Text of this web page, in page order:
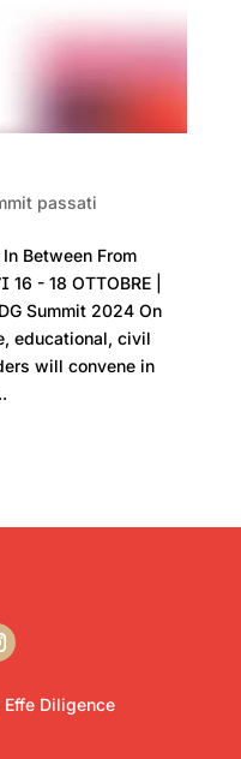
passati
Between From
- 18 OTTOBRE |
Summit 2024 On
educational, civil
will convene in
Effe Diligence